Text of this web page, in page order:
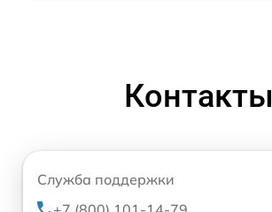
Контакты
Служба поддержки